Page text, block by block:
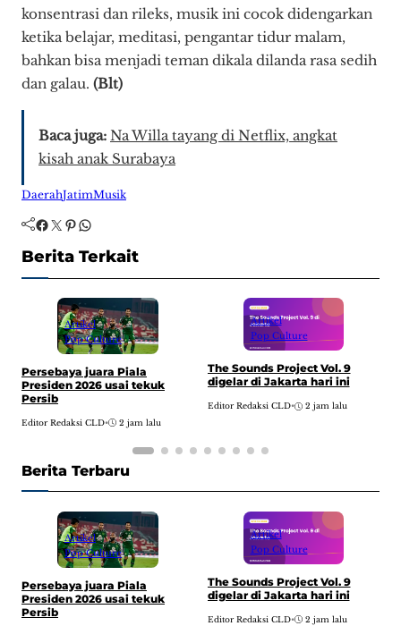
konsentrasi dan rileks, musik ini cocok didengarkan
ketika belajar, meditasi, pengantar tidur malam,
bahkan bisa menjadi teman dikala dilanda rasa sedih
dan galau. (Blt)
Baca juga: Na Willa tayang di Netflix, angkat
kisah anak Surabaya
DaerahJatimMusik
Facebook Twitter Pinterest WhatsApp
Berita Terkait
Artikel
Pop Culture
Persebaya juara Piala
Presiden 2026 usai tekuk
Persib
Editor Redaksi CLD• 2 jam lalu
Artikel
Pop Culture
The Sounds Project Vol. 9
digelar di Jakarta hari ini
Editor Redaksi CLD• 2 jam lalu
Berita Terbaru
Artikel
Pop Culture
Persebaya juara Piala
Presiden 2026 usai tekuk
Persib
Artikel
Pop Culture
The Sounds Project Vol. 9
digelar di Jakarta hari ini
Editor Redaksi CLD• 2 jam lalu